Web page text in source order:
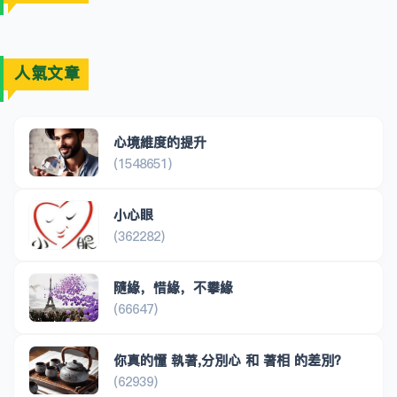
人氣文章
心境維度的提升
(1548651)
小心眼
(362282)
隨緣，惜緣，不攀緣
(66647)
你真的懂 執著,分別心 和 著相 的差別？
(62939)